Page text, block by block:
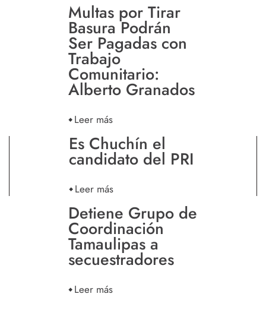
Multas por Tirar
Basura Podrán
Ser Pagadas con
Trabajo
Comunitario:
Alberto Granados
Leer más
Es Chuchín el
candidato del PRI
Leer más
Detiene Grupo de
Coordinación
Tamaulipas a
secuestradores
Leer más